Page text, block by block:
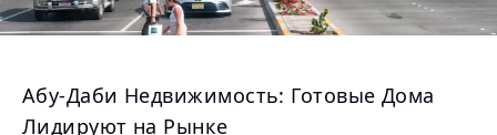
Абу-Даби Недвижимость: Готовые Дома
Лидируют на Рынке